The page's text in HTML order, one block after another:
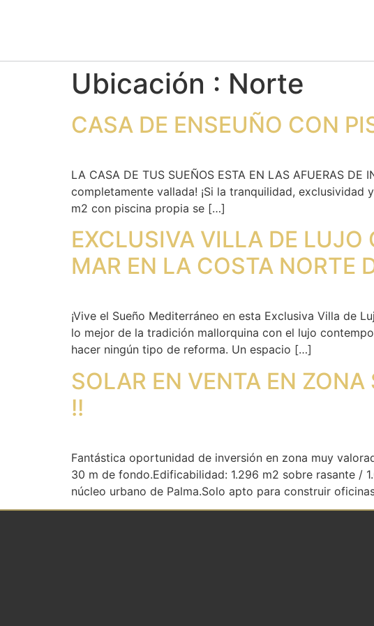
Ubicación : Norte
CASA DE ENSEUÑO CON
LA CASA DE TUS SUEÑOS ESTA EN LAS AFUERAS
completamente vallada! ¡Si la tranquilidad,
m2 con piscina propia se […]
EXCLUSIVA VILLA DE
MAR EN LA COSTA NORTE
¡Vive el Sueño Mediterráneo en esta Exclusiva Villa de
lo mejor de la tradición mallorquina con el lujo
hacer ningún tipo de reforma. Un espacio […]
SOLAR EN VENTA EN
!!
Fantástica oportunidad de inversión en zona muy
30 m de fondo.Edificabilidad: 1.296 m2 sobre rasante /
núcleo urbano de Palma.Solo apto para construir